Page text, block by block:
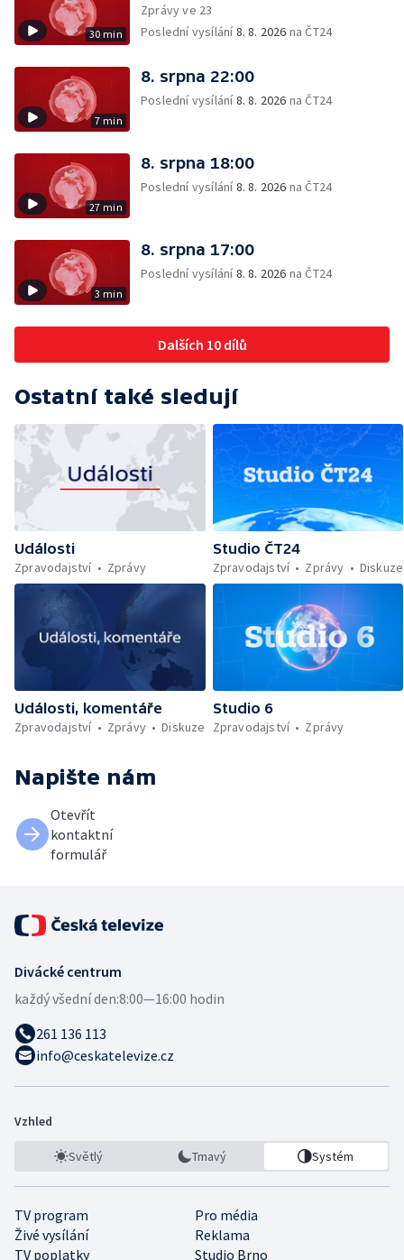
30 min
Zprávy ve 23
Poslední vysílání8. 8. 2026 na ČT24
7 min
8. srpna 22:00
Poslední vysílání8. 8. 2026 na ČT24
27 min
8. srpna 18:00
Poslední vysílání8. 8. 2026 na ČT24
3 min
8. srpna 17:00
Poslední vysílání8. 8. 2026 na ČT24
Dalších 10 dílů
Ostatní také sledují
Události
Zpravodajství
Zprávy
Studio ČT24
Zpravodajství
Zprávy Diskuze
Události, komentáře
Zpravodajství
Zprávy Diskuze
Studio 6
Zpravodajství
Zprávy
Napište nám
Otevřít
kontaktní
formulář
Divácké centrum
každý všední den:8:00—16:00 hodin
261 136 113
info@ceskatelevize.cz
Vzhled
Světlý Tmavý Systém
TV program
Pro média
Živé vysílání
Reklama
TV poplatky
Studio Brno